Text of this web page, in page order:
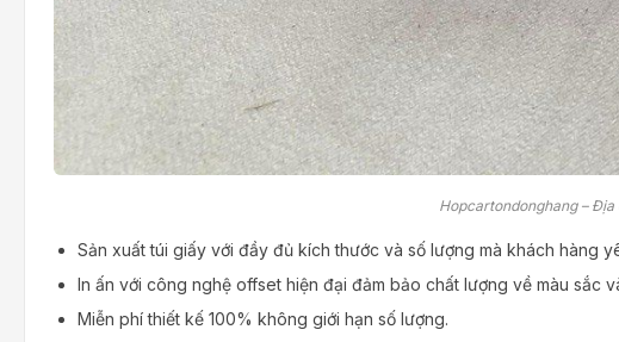
Hopcartondonghang –
Sản xuất túi giấy với đầy đủ kích thước và số lượng mà khách hàng
In ấn với công nghệ offset hiện đại đảm bảo chất lượng về màu sắc
Miễn phí thiết kế 100% không giới hạn số lượng.